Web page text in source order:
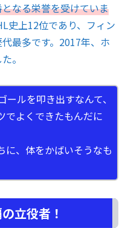
なる栄誉を受けていま
史上12位であり、フィン
最多です。2017年、ホ
。
ルを叩き出すなんて、
でよくできたもんだに
に、体をかばいそうなも
立役者！